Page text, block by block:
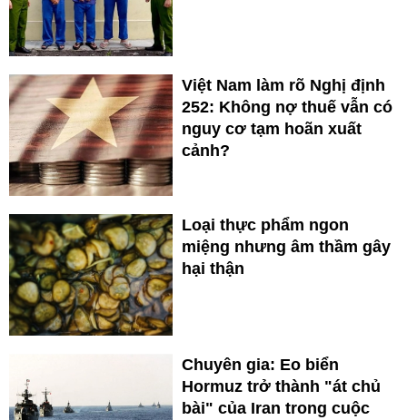
Việt Nam làm rõ Nghị định
252: Không nợ thuế vẫn có
nguy cơ tạm hoãn xuất
cảnh?
Loại thực phẩm ngon
miệng nhưng âm thầm gây
hại thận
Chuyên gia: Eo biển
Hormuz trở thành "át chủ
bài" của Iran trong cuộc